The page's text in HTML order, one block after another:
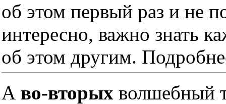
об этом первый раз и не
интересно, важно знать
об этом другим.
А во-вторых волшебный